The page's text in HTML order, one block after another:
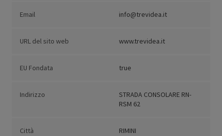
Email info@trevidea.it
URL del sito web www.trevidea.it
EU Fondata true
Indirizzo
STRADA CONSOLARE RN-
RSM 62
Città RIMINI